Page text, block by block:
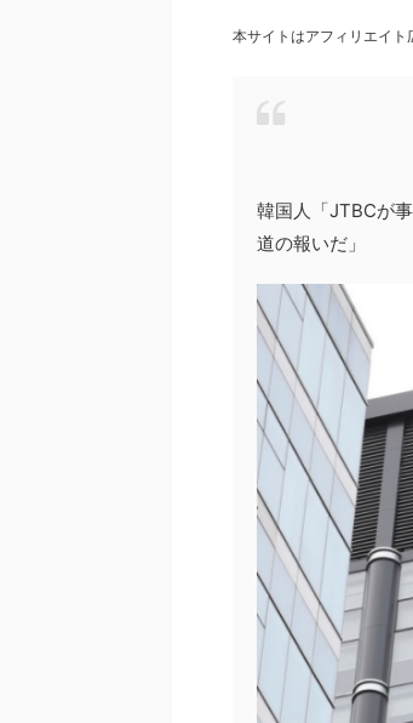
本サイトはアフィリエイト
韓国人「JTBCが
道の報いだ」